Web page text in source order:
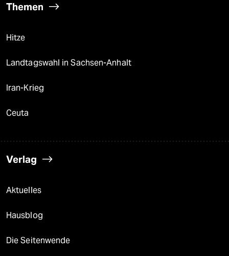
Themen
Hitze
Landtagswahl in Sachsen-Anhalt
Iran-Krieg
Ceuta
Verlag
Aktuelles
Hausblog
Die Seitenwende